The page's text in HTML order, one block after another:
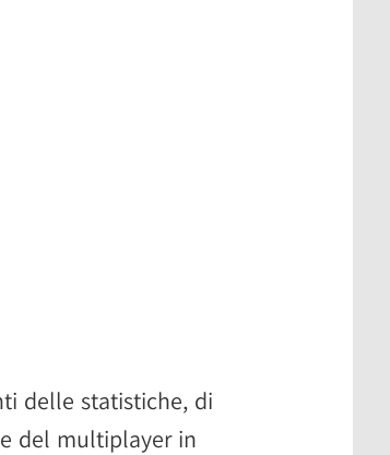
delle statistiche, di
del multiplayer in